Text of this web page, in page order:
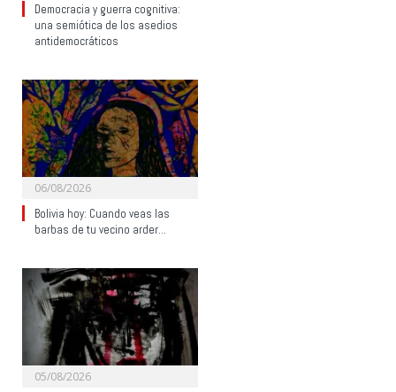
Democracia y guerra cognitiva:
una semiótica de los asedios
antidemocráticos
06/08/2026
Bolivia hoy: Cuando veas las
barbas de tu vecino arder…
05/08/2026